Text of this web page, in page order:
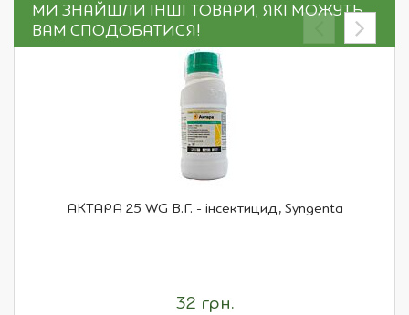
МИ ЗНАЙШЛИ ІНШІ ТОВАРИ, ЯКІ МОЖУТЬ
ВАМ СПОДОБАТИСЯ!
АКТАРА 25 WG В.Г. - інсектицид, Syngenta
32 грн.